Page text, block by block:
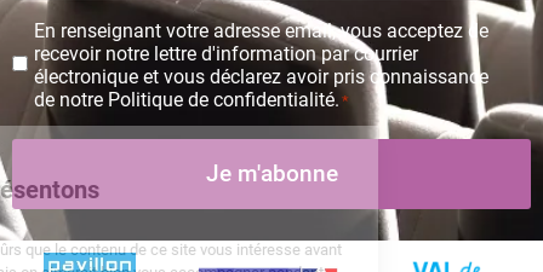
Protection
des
données
personnelles
*
En renseignant votre adresse email, vous acceptez de
recevoir notre lettre d'information par courrier
électronique et vous déclarez avoir pris connaissance
de notre Politique de confidentialité. *